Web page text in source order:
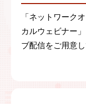
「ネットワーク
カルウェビナー
ブ配信をご用意し